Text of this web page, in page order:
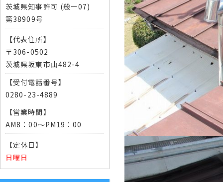
茨城県知事許可 (般ー07)
第38909号
【代表住所】
〒306-0502
茨城県坂東市山482-4
【受付電話番号】
0280-23-4889
【営業時間】
AM8：00～PM19：00
【定休日】
日曜日